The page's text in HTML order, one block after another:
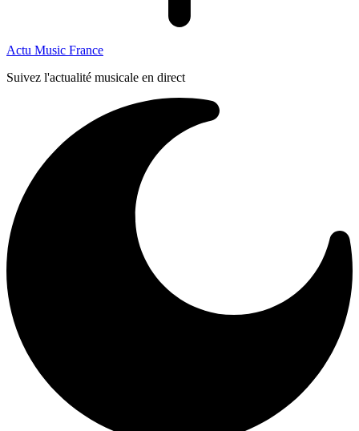
Actu Music France
Suivez l'actualité musicale en direct